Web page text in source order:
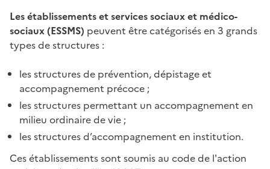
Les établissements et services sociaux et médico-
sociaux (ESSMS) peuvent être catégorisés en 3 grands
types de structures :
les structures de prévention, dépistage et
accompagnement précoce ;
les structures permettant un accompagnement en
milieu ordinaire de vie ;
les structures d’accompagnement en institution.
Ces établissements sont soumis au code de l'action